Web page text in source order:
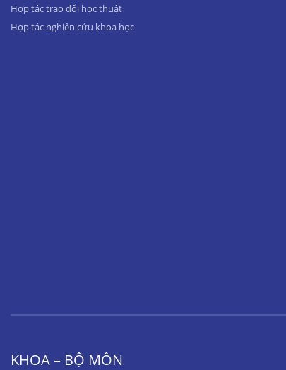
Hợp tác trao đổi học thuật
Hợp tác nghiên cứu khoa học
KHOA – BỘ MÔN